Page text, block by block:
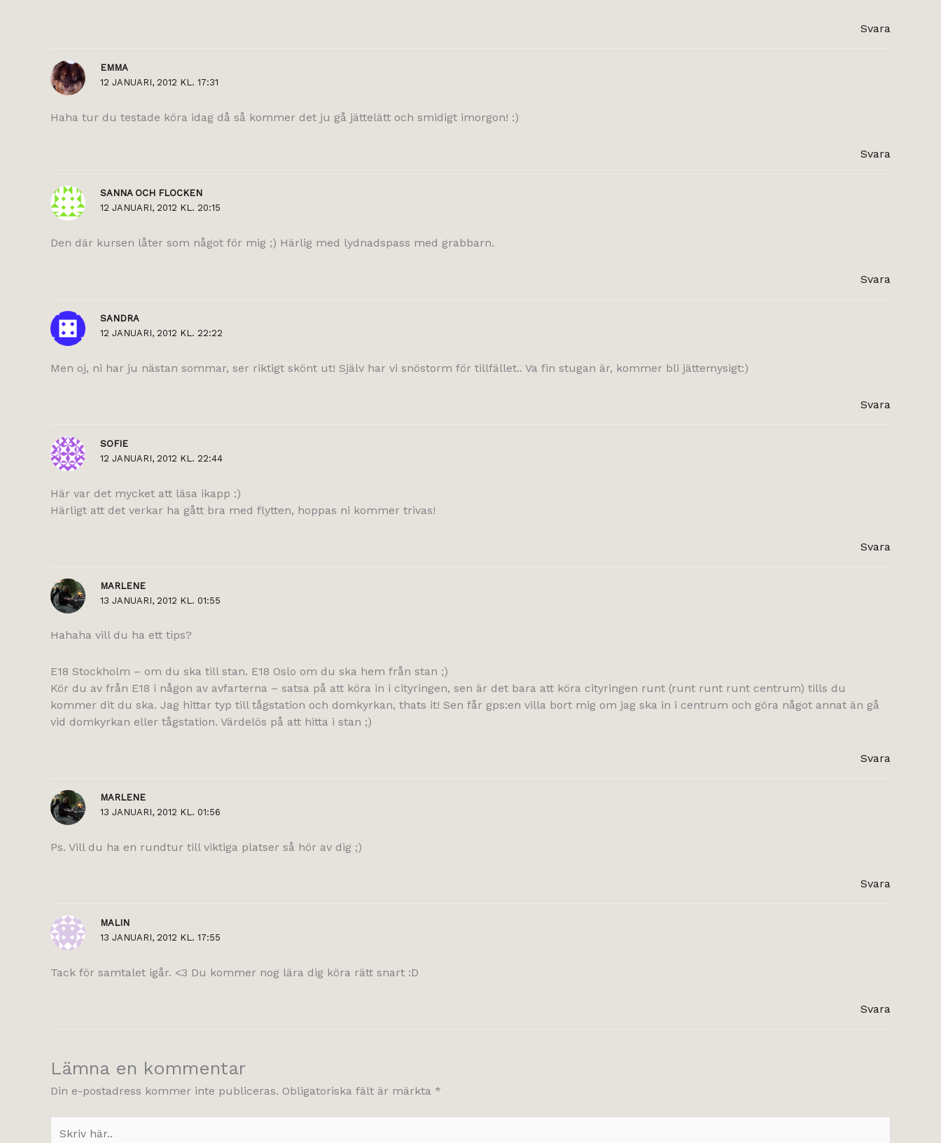
Svara
EMMA
12 JANUARI, 2012 KL. 17:31
Haha tur du testade köra idag då så kommer det ju gå jättelätt och smidigt imorgon! :)
Svara
SANNA OCH FLOCKEN
12 JANUARI, 2012 KL. 20:15
Den där kursen låter som något för mig ;) Härlig med lydnadspass med grabbarn.
Svara
SANDRA
12 JANUARI, 2012 KL. 22:22
Men oj, ni har ju nästan sommar, ser riktigt skönt ut! Själv har vi snöstorm för tillfället.. Va fin stugan är, kommer bli jättemysigt:)
Svara
SOFIE
12 JANUARI, 2012 KL. 22:44
Här var det mycket att läsa ikapp :)
Härligt att det verkar ha gått bra med flytten, hoppas ni kommer trivas!
Svara
MARLENE
13 JANUARI, 2012 KL. 01:55
Hahaha vill du ha ett tips?
E18 Stockholm – om du ska till stan. E18 Oslo om du ska hem från stan ;)
Kör du av från E18 i någon av avfarterna – satsa på att köra in i cityringen, sen är det bara att köra cityringen runt (runt runt runt centrum) tills du
kommer dit du ska. Jag hittar typ till tågstation och domkyrkan, thats it! Sen får gps:en villa bort mig om jag ska in i centrum och göra något annat än gå
vid domkyrkan eller tågstation. Värdelös på att hitta i stan ;)
Svara
MARLENE
13 JANUARI, 2012 KL. 01:56
Ps. Vill du ha en rundtur till viktiga platser så hör av dig ;)
Svara
MALIN
13 JANUARI, 2012 KL. 17:55
Tack för samtalet igår. <3 Du kommer nog lära dig köra rätt snart :D
Svara
Lämna en kommentar
Din e-postadress kommer inte publiceras. Obligatoriska fält är märkta *